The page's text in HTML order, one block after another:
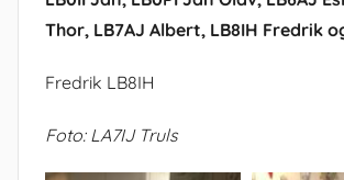
Thor, LB7AJ Albert, LB8IH Fredrik
Fredrik LB8IH
Foto: LA7IJ Truls